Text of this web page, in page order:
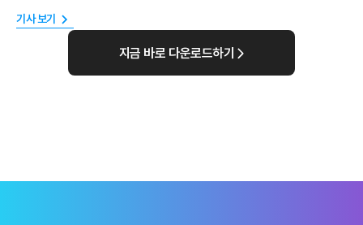
기사 보기
지금 바로 다운로드하기